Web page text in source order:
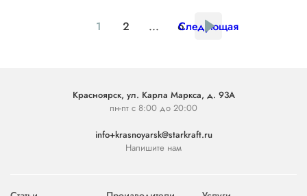
1 2 ... 6
Следующая
Красноярск, ул. Карла Маркса, д. 93А
пн-пт с 8:00 до 20:00
info+krasnoyarsk@starkraft.ru
Напишите нам